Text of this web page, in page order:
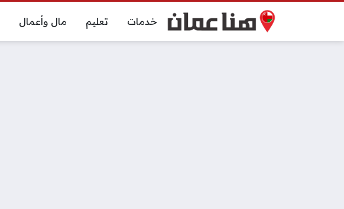
خدمات تعليم مال وأعمال